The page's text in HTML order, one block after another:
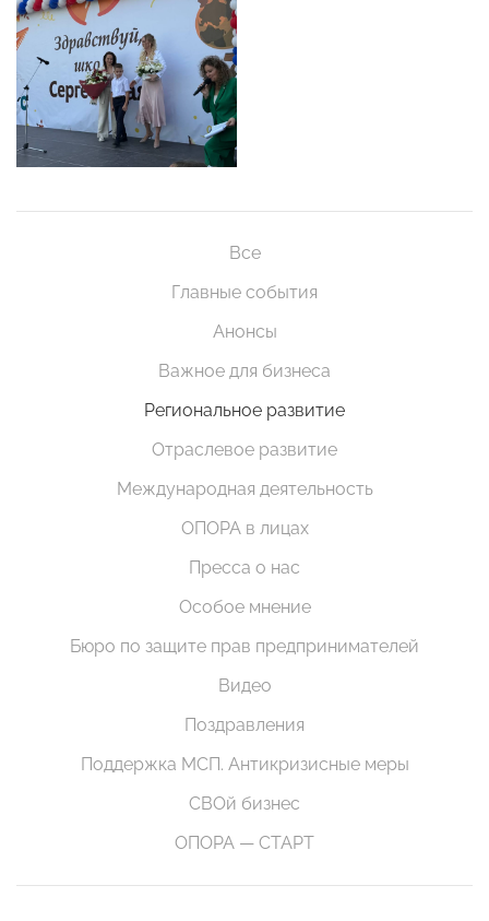
Все
Главные события
Анонсы
Важное для бизнеса
Региональное развитие
Отраслевое развитие
Международная деятельность
ОПОРА в лицах
Пресса о нас
Особое мнение
Бюро по защите прав предпринимателей
Видео
Поздравления
Поддержка МСП. Антикризисные меры
СВОй бизнес
ОПОРА — СТАРТ